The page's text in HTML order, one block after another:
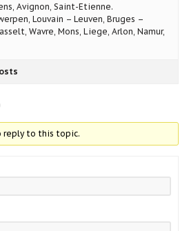
Avignon, Saint-Etienne.
Louvain – Leuven, Bruges –
Wavre, Mons, Liege, Arlon, Namur,
reply to this topic.